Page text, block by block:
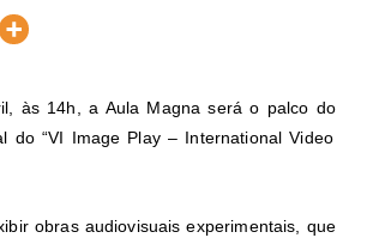
às 14h, a Aula Magna será o palco do
do “VI Image Play – International Video
obras audiovisuais experimentais, que